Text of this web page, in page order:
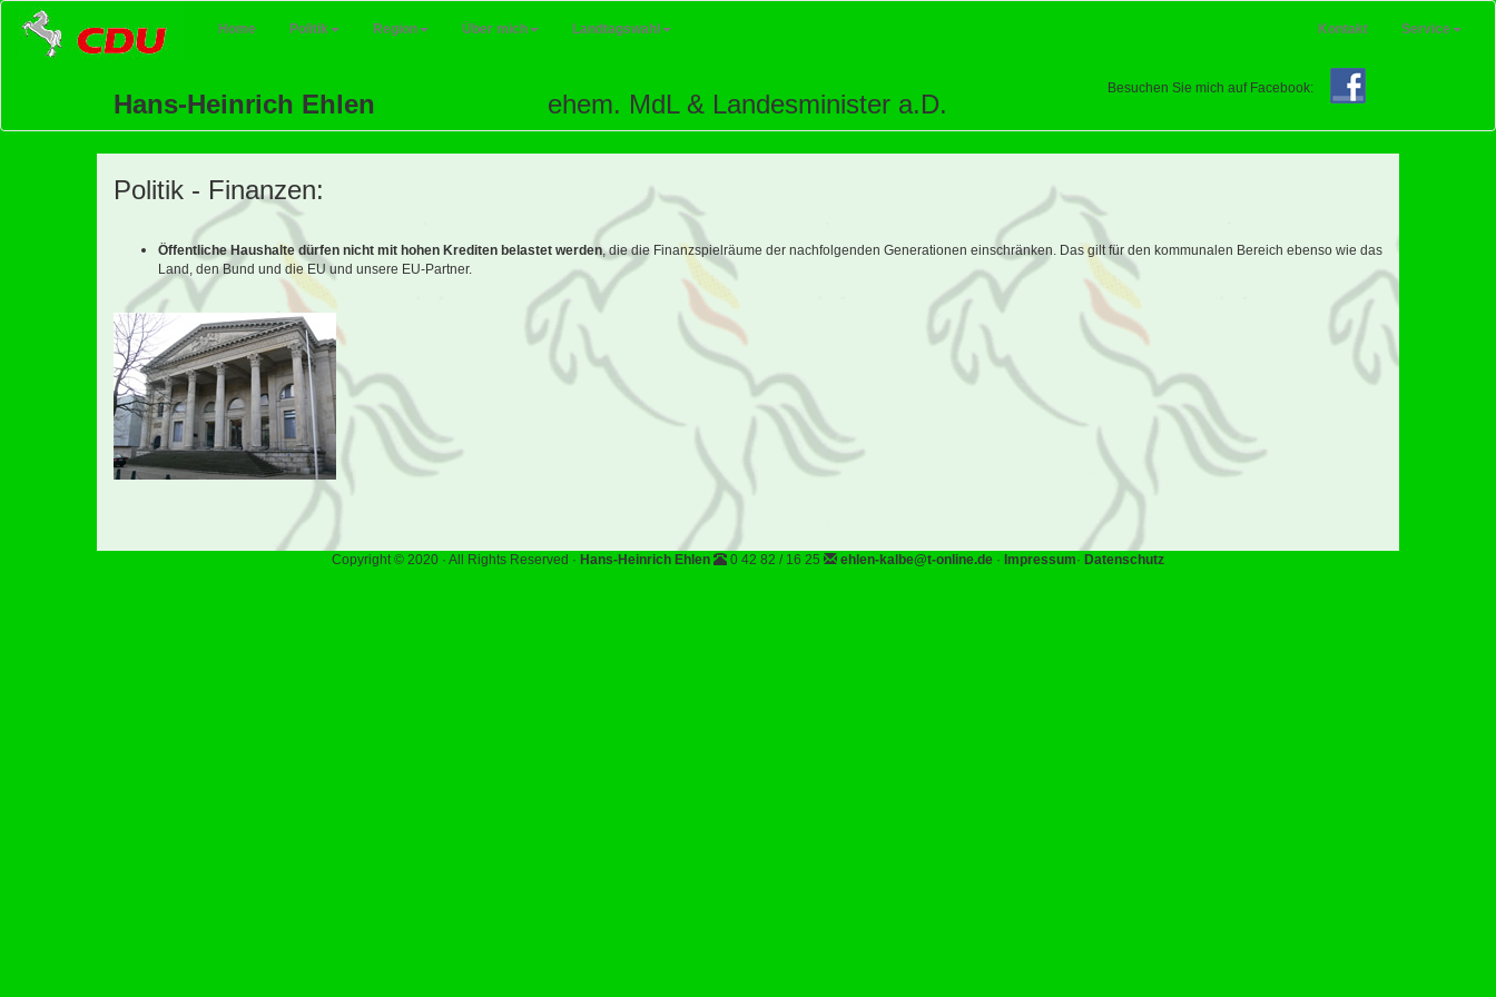
Home
(current) Politik Region Über mich Landtagswahl Kontakt Service
Hans-Heinrich Ehlen ehem. MdL & Landesminister a.D.
Besuchen Sie mich auf Facebook:
Politik - Finanzen:
Öffentliche Haushalte dürfen nicht mit hohen Krediten belastet werden, die die Finanzspielräume der nachfolgenden Generationen einschränken. Das gilt für den kommunalen Bereich ebenso wie das
Land, den Bund und die EU und unsere EU-Partner.
Copyright © 2020 · All Rights Reserved · Hans-Heinrich Ehlen 0 42 82 / 16 25 ehlen-kalbe@t-online.de · Impressum· Datenschutz